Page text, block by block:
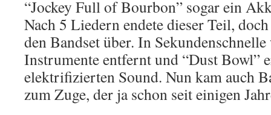
“Jockey Full of Bourbon” sogar ein
Nach 5 Liedern endete dieser Teil,
den Bandset über. In
Instrumente entfernt und “Dust Bowl”
elektrifizierten Sound. Nun kam auch
zum Zuge, der ja schon seit einigen